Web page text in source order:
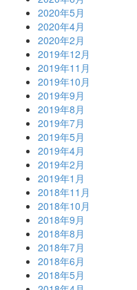
2020年5月
2020年4月
2020年2月
2019年12月
2019年11月
2019年10月
2019年9月
2019年8月
2019年7月
2019年5月
2019年4月
2019年2月
2019年1月
2018年11月
2018年10月
2018年9月
2018年8月
2018年7月
2018年6月
2018年5月